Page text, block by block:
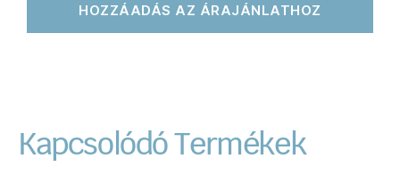
HOZZÁADÁS AZ ÁRAJÁNLATHOZ
Kapcsolódó Termékek